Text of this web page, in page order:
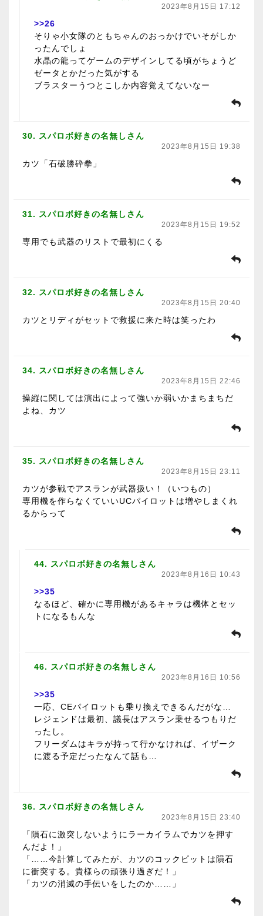
2023年8月15日 17:12
>>26
そりゃ小女隊のともちゃんのおっかけでいそがしか
ったんでしょ
水晶の龍ってゲームのデザインしてる頃がちょうど
ゼータとかだった気がする
ブラスターうつとこしか内容覚えてないなー
30. スパロボ好きの名無しさん
2023年8月15日 19:38
カツ「石破勝砕拳」
31. スパロボ好きの名無しさん
2023年8月15日 19:52
専用でも武器のリストで最初にくる
32. スパロボ好きの名無しさん
2023年8月15日 20:40
カツとリディがセットで救援に来た時は笑ったわ
34. スパロボ好きの名無しさん
2023年8月15日 22:46
操縦に関しては演出によって強いか弱いかまちまちだ
よね、カツ
35. スパロボ好きの名無しさん
2023年8月15日 23:11
カツが参戦でアスランが武器扱い！（いつもの）
専用機を作らなくていいUCパイロットは増やしまくれ
るからって
44. スパロボ好きの名無しさん
2023年8月16日 10:43
>>35
なるほど、確かに専用機があるキャラは機体とセッ
トになるもんな
46. スパロボ好きの名無しさん
2023年8月16日 10:56
>>35
一応、CEパイロットも乗り換えできるんだがな…
レジェンドは最初、議長はアスラン乗せるつもりだ
ったし。
フリーダムはキラが持って行かなければ、イザーク
に渡る予定だったなんて話も…
36. スパロボ好きの名無しさん
2023年8月15日 23:40
「隕石に激突しないようにラーカイラムでカツを押す
んだよ！」
「……今計算してみたが、カツのコックピットは隕石
に衝突する。貴様らの頑張り過ぎだ！」
「カツの消滅の手伝いをしたのか……」